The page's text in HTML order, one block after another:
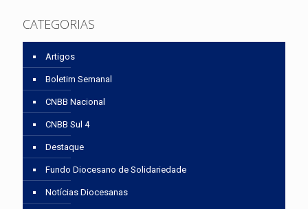
CATEGORIAS
Artigos
Boletim Semanal
CNBB Nacional
CNBB Sul 4
Destaque
Fundo Diocesano de Solidariedade
Notícias Diocesanas